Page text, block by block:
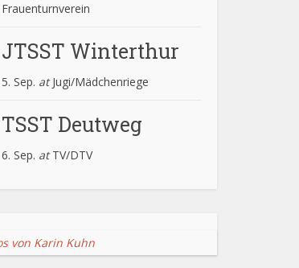
Frauenturnverein
JTSST Winterthur
5. Sep. atJugi/Mädchenriege
TSST Deutweg
6. Sep. atTV/DTV
von Karin Kuhn